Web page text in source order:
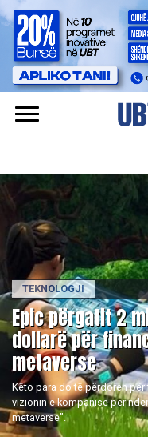
TEKNOLOGJI
Epic përgatit 2
dollarë për
metaverse
Këto para do të përdoren për
vizionin e kompanisë për
metaverse”.